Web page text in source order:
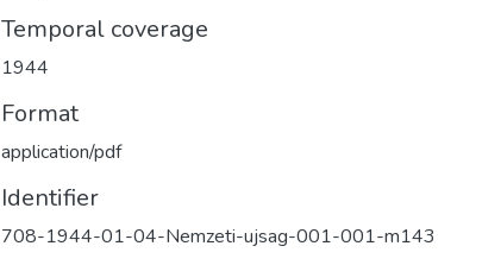
Temporal coverage
1944
Format
application/pdf
Identifier
708-1944-01-04-Nemzeti-ujsag-001-001-m143